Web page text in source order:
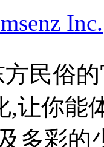
Inc.
民俗
,让你能
多彩的